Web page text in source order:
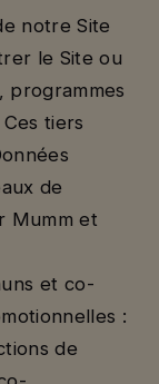
notre Site
le Site ou
programmes
tiers
de
Mumm et
et co-
:
de